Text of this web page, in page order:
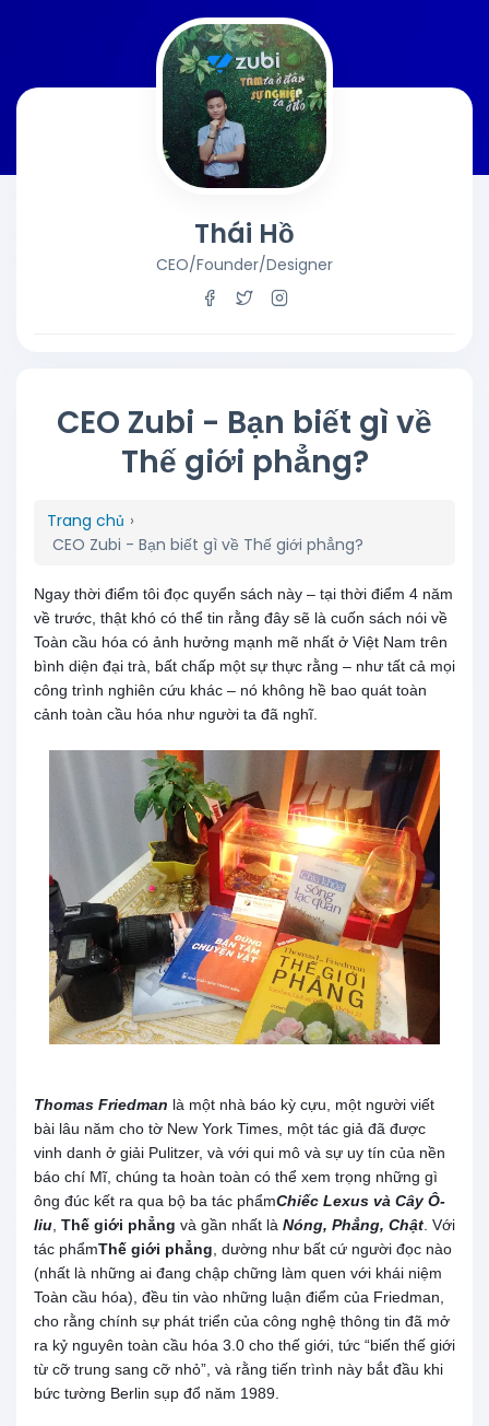
Thái Hồ
CEO/Founder/Designer
CEO Zubi - Bạn biết gì về
Thế giới phẳng?
Trang chủ ›
CEO Zubi - Bạn biết gì về Thế giới phẳng?
Ngay thời điểm tôi đọc quyển sách này – tại thời điểm 4 năm
về trước, thật khó có thể tin rằng đây sẽ là cuốn sách nói về
Toàn cầu hóa có ảnh hưởng mạnh mẽ nhất ở Việt Nam trên
bình diện đại trà, bất chấp một sự thực rằng – như tất cả mọi
công trình nghiên cứu khác – nó không hề bao quát toàn
cảnh toàn cầu hóa như người ta đã nghĩ.
Thomas Friedman là một nhà báo kỳ cựu, một người viết
bài lâu năm cho tờ New York Times, một tác giả đã được
vinh danh ở giải Pulitzer, và với qui mô và sự uy tín của nền
báo chí Mĩ, chúng ta hoàn toàn có thể xem trọng những gì
ông đúc kết ra qua bộ ba tác phẩmChiếc Lexus và Cây Ô-
liu Thế giới phẳng và gần nhất là Nóng, Phẳng, Chật . Với
tác phẩmThế giới phẳng , dường như bất cứ người đọc nào
(nhất là những ai đang chập chững làm quen với khái niệm
Toàn cầu hóa), đều tin vào những luận điểm của Friedman,
cho rằng chính sự phát triển của công nghệ thông tin đã mở
ra kỷ nguyên toàn cầu hóa 3.0 cho thế giới, tức “biến thế giới
từ cỡ trung sang cỡ nhỏ”, và rằng tiến trình này bắt đầu khi
bức tường Berlin sụp đổ năm 1989.